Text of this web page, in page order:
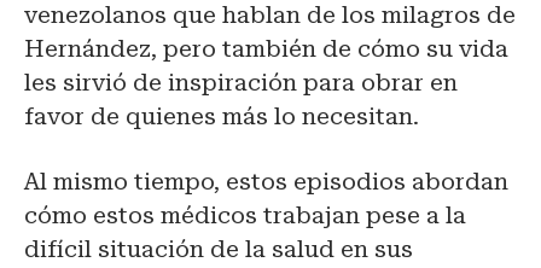
venezolanos que hablan de los milagros de
Hernández, pero también de cómo su vida
les sirvió de inspiración para obrar en
favor de quienes más lo necesitan.
Al mismo tiempo, estos episodios abordan
cómo estos médicos trabajan pese a la
difícil situación de la salud en sus